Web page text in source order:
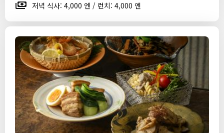
저녁 식사: 4,000 엔 / 런치: 4,000 엔